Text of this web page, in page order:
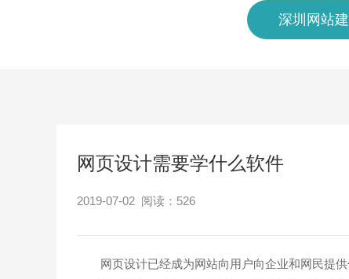
深圳网站
网页设计需要学什么软件
2019-07-02 阅读： 526
网页设计已经成为网站向用户向企业和网民提供